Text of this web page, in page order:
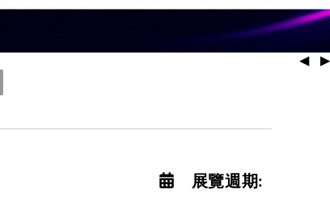
◀ ▶
展覽週期: